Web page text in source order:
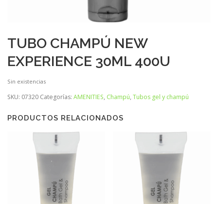
TUBO CHAMPÚ NEW
EXPERIENCE 30ML 400U
Sin existencias
SKU: 07320 Categorías: AMENITIES, Champú, Tubos gel y champú
PRODUCTOS RELACIONADOS